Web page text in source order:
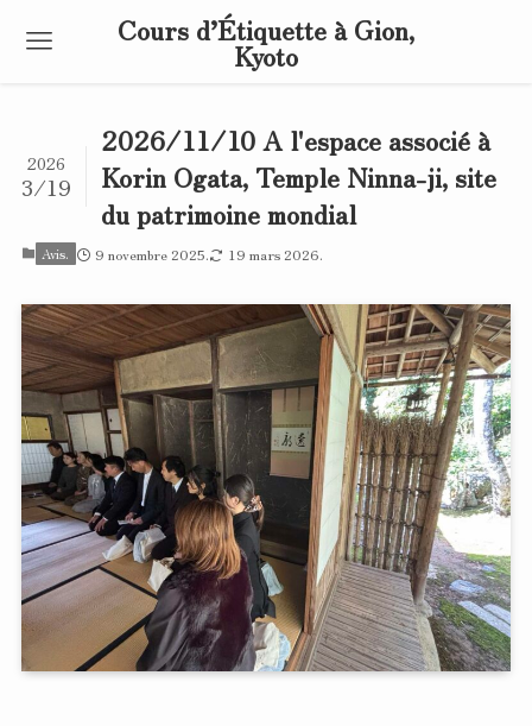
Cours d’Étiquette à Gion,
Kyoto
2026/11/10 A l'espace associé à
Korin Ogata, Temple Ninna-ji, site
du patrimoine mondial
2026
3/19
Avis. 9 novembre 2025. 19 mars 2026.